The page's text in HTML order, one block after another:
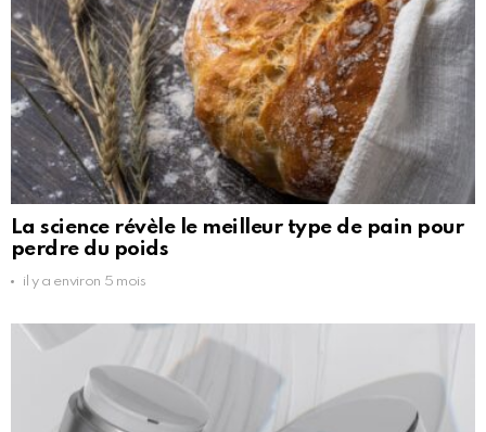
La science révèle le meilleur type de pain pour
perdre du poids
il y a environ 5 mois